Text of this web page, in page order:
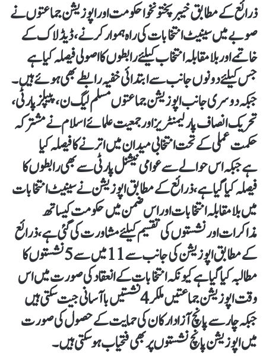
ذرائع کے مطابق خیبر پختونخوا حکومت اور اپوزیشن جماعتوں نے
صوبے میں سینیٹ انتخابات کی راہ ہموار کرنے ،ڈیڈلاک کے
خاتمے اور بلامقابلہ انتخاب کیلئے رابطوں کا اصولی فیصلہ کیا ہے
جس کیلئے دونوں جانب سے ابتدائی خفیہ رابطے بھی ہوئے ہیں۔
جبکہ دوسری جانب اپوزیشن جماعتوں مسلم لیگ ن، پیپلز پارٹی،
تحریک انصاف پارلیمنٹریز اور جمعیت علمائے اسلام نے مشترکہ
حکمت عملی کے تحت انتخابی میدان میں اترنے کا فیصلہ کیا
ہےجبکہ اس حوالے سے عوامی نیشنل پارٹی سے بھی رابطوں کا
فیصلہ کیا گیا ہے ، ذرائع کے مطابق اپوزیشن نےسینیٹ انتخابات
میں بلامقابلہ انتخابات اور اس ضمن میں حکومت کیساتھ
مذاکرات اور نشستوں کی تقسیم کیلئے مشاورت کی گئی ہے، ذرائع
کے مطابق اپوزیشن کی جانب سے 11میں سے 5نشستوں کا
مطالبہ کیا گیا ہے کیونکہ انتخابات کے انعقاد کی صورت میں اس
وقت اپوزیشن جماعتیں ملکر4نشستیں باآسانی جیت سکتی ہیں
جبکہ چار سے پانچ آزاد ارکان کی حمایت کے حصول کی صورت
میں اپوزیشن پانچ نشستوں پر بھی فتحیاب ہوسکتی ہیں۔